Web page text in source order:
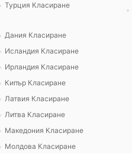
Турция Класиране
Дания Класиране
Исландия Класиране
Ирландия Класиране
Кипър Класиране
Латвия Класиране
Литва Класиране
Македония Класиране
Молдова Класиране